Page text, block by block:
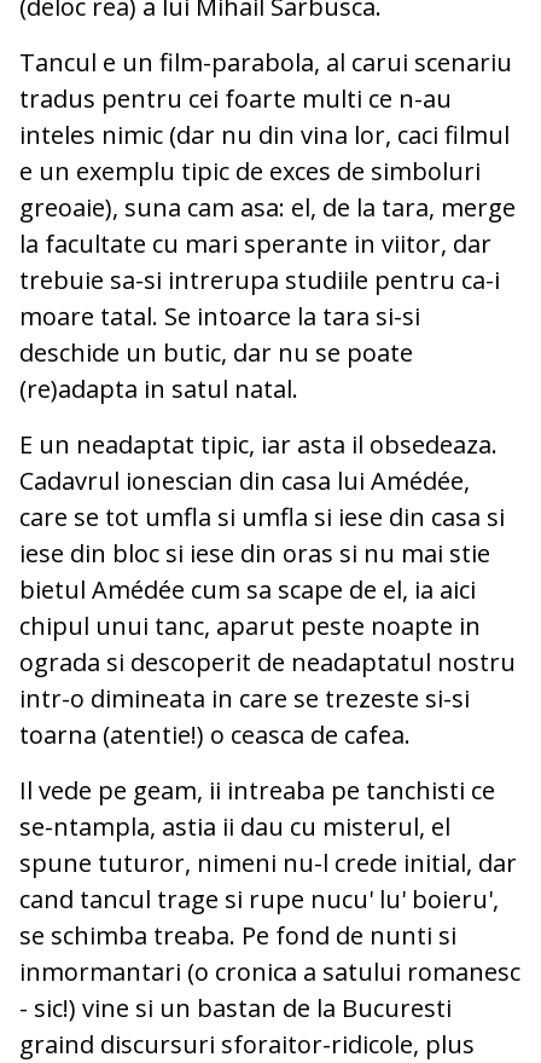
(deloc rea) a lui Mihail Sarbusca.
Tancul e un film-parabola, al carui scenariu
tradus pentru cei foarte multi ce n-au
inteles nimic (dar nu din vina lor, caci filmul
e un exemplu tipic de exces de simboluri
greoaie), suna cam asa: el, de la tara, merge
la facultate cu mari sperante in viitor, dar
trebuie sa-si intrerupa studiile pentru ca-i
moare tatal. Se intoarce la tara si-si
deschide un butic, dar nu se poate
(re)adapta in satul natal.
E un neadaptat tipic, iar asta il obsedeaza.
Cadavrul ionescian din casa lui Amédée,
care se tot umfla si umfla si iese din casa si
iese din bloc si iese din oras si nu mai stie
bietul Amédée cum sa scape de el, ia aici
chipul unui tanc, aparut peste noapte in
ograda si descoperit de neadaptatul nostru
intr-o dimineata in care se trezeste si-si
toarna (atentie!) o ceasca de cafea.
Il vede pe geam, ii intreaba pe tanchisti ce
se-ntampla, astia ii dau cu misterul, el
spune tuturor, nimeni nu-l crede initial, dar
cand tancul trage si rupe nucu' lu' boieru',
se schimba treaba. Pe fond de nunti si
inmormantari (o cronica a satului romanesc
- sic!) vine si un bastan de la Bucuresti
graind discursuri sforaitor-ridicole, plus